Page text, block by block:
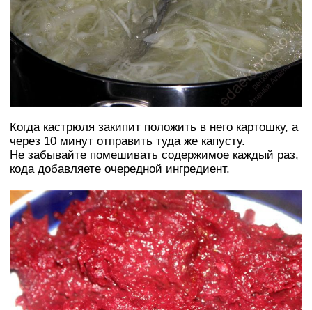
Когда кастрюля закипит положить в него картошку, а
через 10 минут отправить туда же капусту.
Не забывайте помешивать содержимое каждый раз,
кода добавляете очередной ингредиент.